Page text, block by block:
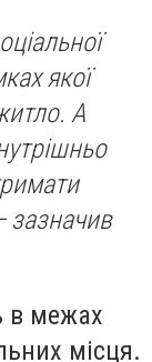
якої
А
зазначив
в межах
місця.